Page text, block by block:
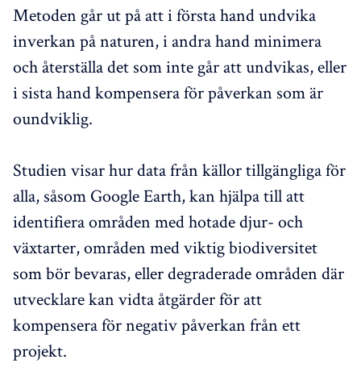
Metoden går ut på att i första hand undvika
inverkan på naturen, i andra hand minimera
och återställa det som inte går att undvikas, eller
i sista hand kompensera för påverkan som är
oundviklig.
Studien visar hur data från källor tillgängliga för
alla, såsom Google Earth, kan hjälpa till att
identifiera områden med hotade djur- och
växtarter, områden med viktig biodiversitet
som bör bevaras, eller degraderade områden där
utvecklare kan vidta åtgärder för att
kompensera för negativ påverkan från ett
projekt.